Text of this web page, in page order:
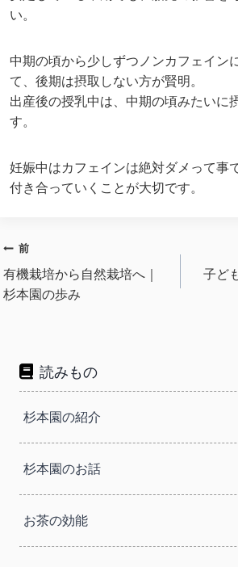
い。
中期の頃から少しずつノンカフェイン
て、後期は摂取しない方が賢明。
出産後の授乳中は、中期の頃みたいに
す。
妊娠中はカフェインは絶対ダメって事
付き合っていくことが大切です。
投
稿
ナ
前
有機栽培から自然栽培へ｜
杉本園の歩み
子ど
読みもの
杉本園の紹介
杉本園のお話
お茶の効能